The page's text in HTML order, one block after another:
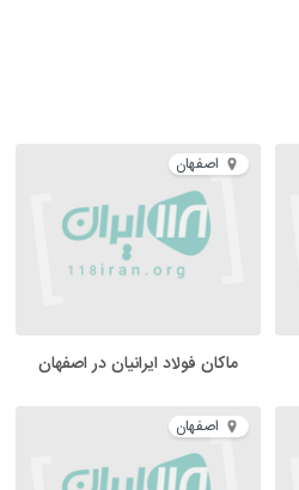
اصفهان
ماکان فولاد ایرانیان در اصفهان
اصفهان